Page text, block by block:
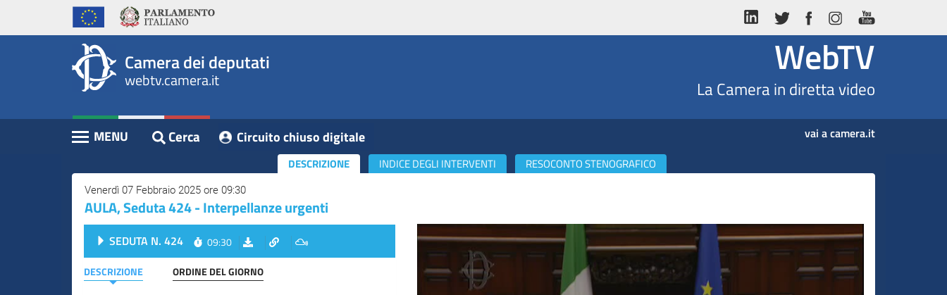
contenuto
WebTV
Camera
Deputati
menu
Camera dei deputati
webtv.camera.it WebTV
La Camera in diretta video
MENU
Home
Assemblea
Presidente
Eventi
Stampa
Cerca
Circuito
chiuso
digitale
Cerca Circuito chiuso digitale vai a camera.it
Contenuto
Venerdì 07 Febbraio 2025 ore 09:30
AULA, Seduta 424 - Interpellanze urgenti
DESCRIZIONE INDICE DEGLI INTERVENTI RESOCONTO STENOGRAFICO
SEDUTA N. 424
09:30
DESCRIZIONE
ORDINE DEL GIORNO